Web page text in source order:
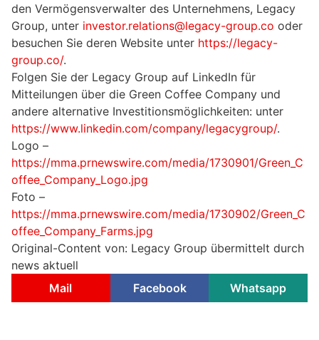
den Vermögensverwalter des Unternehmens, Legacy
Group, unter investor.relations@legacy-group.co oder
besuchen Sie deren Website unter https://legacy-
group.co/.
Folgen Sie der Legacy Group auf LinkedIn für
Mitteilungen über die Green Coffee Company und
andere alternative Investitionsmöglichkeiten: unter
https://www.linkedin.com/company/legacygroup/.
Logo –
https://mma.prnewswire.com/media/1730901/Green_C
offee_Company_Logo.jpg
Foto –
https://mma.prnewswire.com/media/1730902/Green_C
offee_Company_Farms.jpg
Original-Content von: Legacy Group übermittelt durch
news aktuell
Mail
Facebook Whatsapp